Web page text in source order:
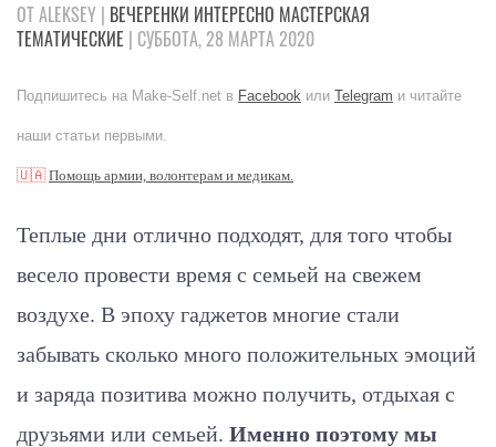
ОТ ALEKSEY | ВЕЧЕРЕНКИ ИНТЕРЕСНО МАСТЕРСКАЯ
ТЕМАТИЧЕСКИЕ | СУББОТА, 28 МАРТА 2020
Подпишитесь на Make-Self.net в Facebook или Telegram и читайте
наши статьи первыми.
🇺🇦Помощь армии, волонтерам и медикам.
Теплые дни отлично подходят, для того чтобы
весело провести время с семьей на свежем
воздухе. В эпоху гаджетов многие стали
забывать сколько много положительных эмоций
и заряда позитива можно получить, отдыхая с
друзьями или семьей. Именно поэтому мы